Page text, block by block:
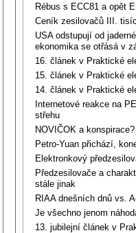
Rébus s ECC81 a opět
Ceník zesilovačů III.
USA odstupují od
ekonomika se otřásá v
16. článek v Praktické
15. článek v Praktické
14. článek v Praktické
Internetové reakce na
střehu
NOVIČOK a konspirace?
Petro-Yuan přichází,
Elektronkový
Předzesilovače a
stále jinak
RIAA dnešních dnů vs.
Je všechno jenom
13. jubilejní článek v